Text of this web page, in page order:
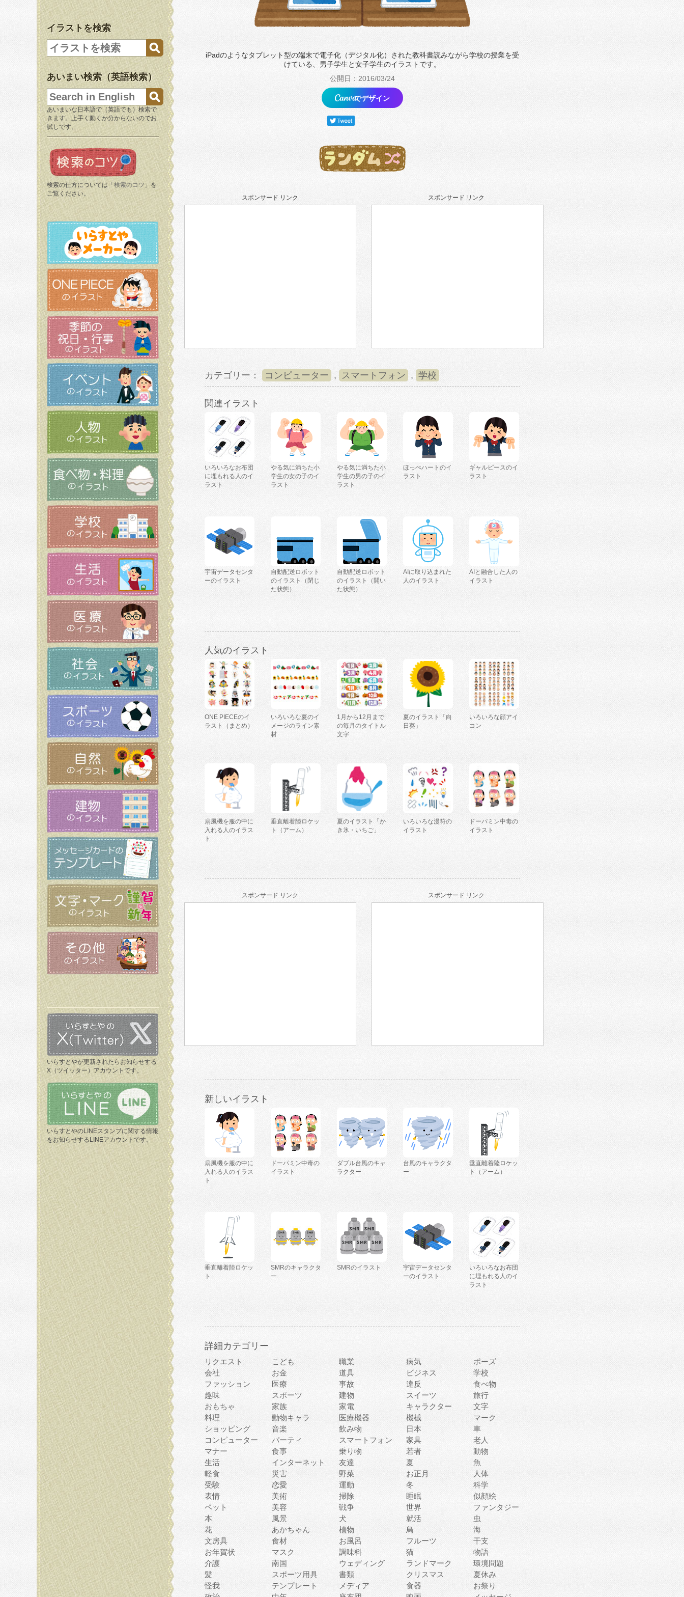
イラストを検索
あいまい検索（英語検索）
あいまいな日本語で（英語でも）検索で
きます。上手く動くか分からないのでお
試しです。
検索の仕方については「 検索のコツ 」を
ご覧ください。
いらすとやが更新されたらお知らせする
X（ツイッター）アカウントです。
いらすとやのLINEスタンプに関する情報
をお知らせするLINEアカウントです。
iPadのようなタブレット型の端末で電子化（デジタル化）された教科書読みながら学校の授業を受
けている、男子学生と女子学生のイラストです。
公開日：2016/03/24
でデザイン
スポンサード リンク スポンサード リンク
カテゴリー： コンピューター , スマートフォン , 学校
関連イラスト
いろいろなお布団
に埋もれる人のイ
ラスト
やる気に満ちた小
学生の女の子のイ
ラスト
やる気に満ちた小
学生の男の子のイ
ラスト
ほっぺハートのイ
ラスト
ギャルピースのイ
ラスト
宇宙データセンタ
ーのイラスト
自動配送ロボット
のイラスト（閉じ
た状態）
自動配送ロボット
のイラスト（開い
た状態）
AIに取り込まれた
人のイラスト
AIと融合した人の
イラスト
人気のイラスト
ONE PIECEのイ
ラスト（まとめ）
いろいろな夏のイ
メージのライン素
材
1月から12月まで
の毎月のタイトル
文字
夏のイラスト「向
日葵」
いろいろな顔アイ
コン
扇風機を服の中に
入れる人のイラス
ト
垂直離着陸ロケッ
ト（アーム）
夏のイラスト「か
き氷・いちご」
いろいろな漫符の
イラスト
ドーパミン中毒の
イラスト
スポンサード リンク スポンサード リンク
新しいイラスト
扇風機を服の中に
入れる人のイラス
ト
ドーパミン中毒の
イラスト
ダブル台風のキャ
ラクター
台風のキャラクタ
ー
垂直離着陸ロケッ
ト（アーム）
垂直離着陸ロケッ
ト
SMRのキャラクタ
ー
SMRのイラスト
宇宙データセンタ
ーのイラスト
いろいろなお布団
に埋もれる人のイ
ラスト
詳細カテゴリー
リクエスト こども 職業 病気
ポーズ
会社
お金 道具 ビジネス
学校
ファッション
医療 事故 違反
食べ物
趣味
スポーツ 建物 スイーツ
旅行
おもちゃ
家族 家電 キャラクター
文字
料理
動物キャラ 医療機器 機械
マーク
ショッピング
音楽 飲み物 日本
車
コンピューター
パーティ スマートフォン 家具
老人
マナー
食事 乗り物 若者
動物
生活
インターネット 友達 夏
魚
軽食
災害 野菜 お正月
人体
受験
恋愛 運動 冬
科学
表情
美術 掃除 睡眠
似顔絵
ペット
美容 戦争 世界
ファンタジー
本
風景 犬 就活
虫
花
あかちゃん 植物 鳥
海
文房具
食材 お風呂 フルーツ
干支
お年賀状
マスク 調味料 猫
物語
介護
南国 ウェディング ランドマーク
環境問題
髪
スポーツ用具 書類 クリスマス
夏休み
怪我
テンプレート メディア 食器
お祭り